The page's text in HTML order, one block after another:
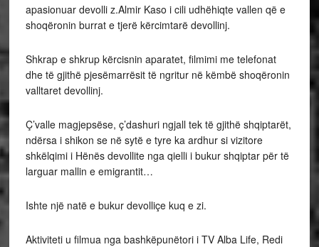
apasionuar devolli z.Almir Kaso i cili udhëhiqte vallen që e
shoqëronin burrat e tjerë kërcimtarë devollinj.
Shkrap e shkrup kërcisnin aparatet, filmimi me telefonat
dhe të gjithë pjesëmarrësit të ngritur në këmbë shoqëronin
valltaret devollinj.
Ç’valle magjepsëse, ç’dashuri ngjall tek të gjithë shqiptarët,
ndërsa i shikon se në sytë e tyre ka ardhur si vizitore
shkëlqimi i Hënës devollite nga qielli i bukur shqiptar për të
larguar mallin e emigrantit…
Ishte një natë e bukur devolliçe kuq e zi.
Aktiviteti u filmua nga bashkëpunëtori i TV Alba Life, Redi